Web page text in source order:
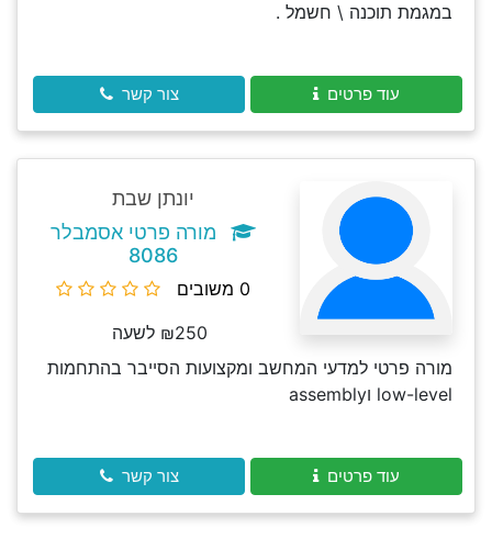
במגמת תוכנה \ חשמל .
עוד פרטים צור קשר
יונתן שבת
מורה פרטי אסמבלר
8086
0 משובים
₪250 לשעה
מורה פרטי למדעי המחשב ומקצועות הסייבר בהתחמות
low-level וassembly
עוד פרטים צור קשר